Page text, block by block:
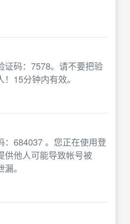
证码：7578。请不要把验
15分钟内有效。
：684037 。您正在使用登
供他人可能导致帐号被
。